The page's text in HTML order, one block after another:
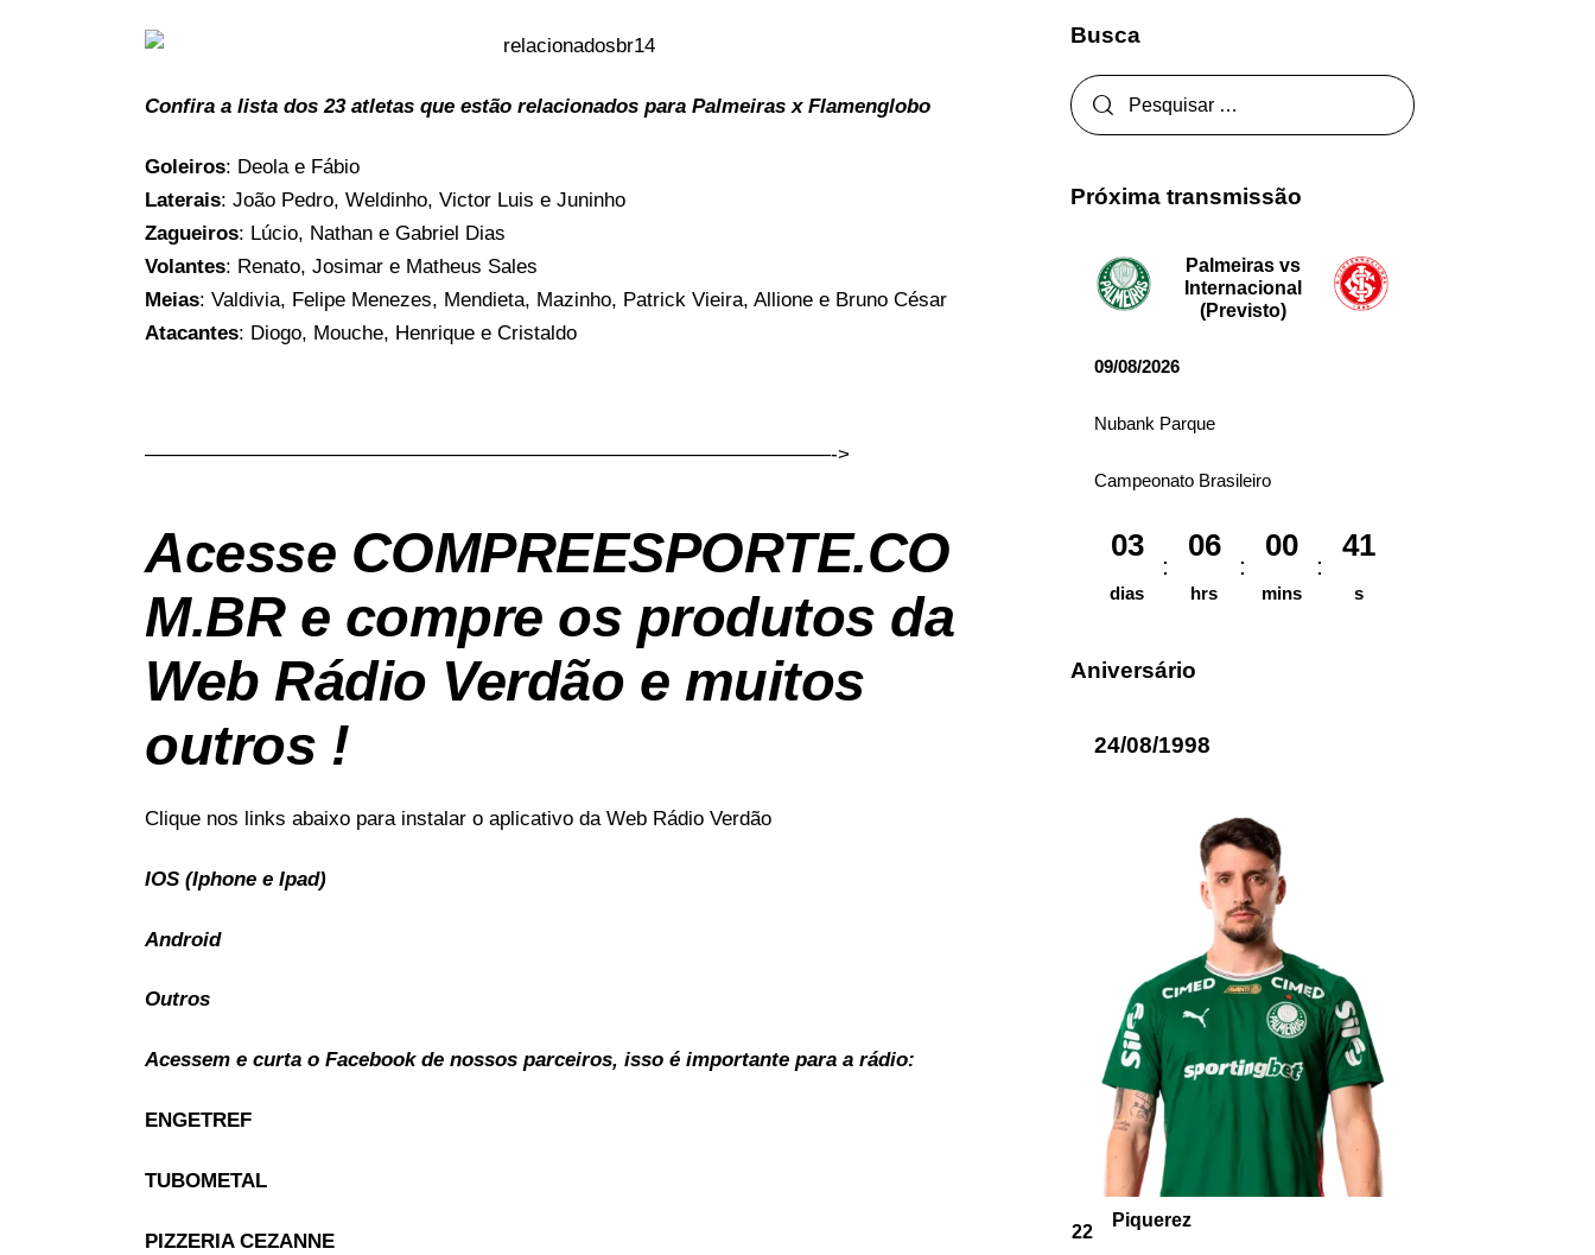
Confira a lista dos 23 atletas que estão relacionados para Palmeiras x Flamenglobo
Goleiros: Deola e Fábio
Laterais: João Pedro, Weldinho, Victor Luis e Juninho
Zagueiros: Lúcio, Nathan e Gabriel Dias
Volantes: Renato, Josimar e Matheus Sales
Meias: Valdivia, Felipe Menezes, Mendieta, Mazinho, Patrick Vieira, Allione e Bruno César
Atacantes: Diogo, Mouche, Henrique e Cristaldo
——————————————————————————————————->
Acesse COMPREESPORTE.CO
M.BRe compre os produtos da
Web Rádio Verdão e muitos
outros !
Clique nos links abaixo para instalar o aplicativo da Web Rádio Verdão
IOS (Iphone e Ipad)
Android
Outros
Acessem e curta o Facebook de nossos parceiros, isso é importante para a rádio:
ENGETREF
TUBOMETAL
PIZZERIA CEZANNE
Busca
Próxima transmissão
Palmeiras vs
Internacional
(Previsto)
09/08/2026
Nubank Parque
Campeonato Brasileiro
03
dias
06
hrs
00
mins
41
s
Aniversário
24/08/1998
22
Piquerez